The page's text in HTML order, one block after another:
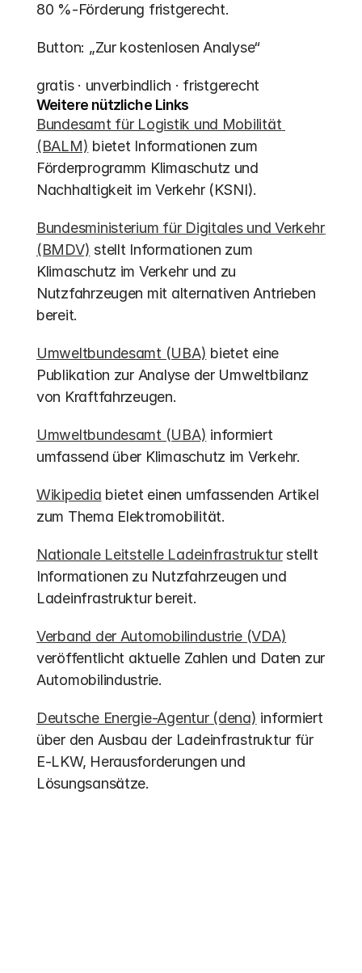
80 %-Förderung fristgerecht.
Button: „Zur kostenlosen Analyse“
gratis · unverbindlich · fristgerecht
Weitere nützliche Links
Bundesamt für Logistik und Mobilität
(BALM) bietet Informationen zum
Förderprogramm Klimaschutz und
Nachhaltigkeit im Verkehr (KSNI).
Bundesministerium für Digitales und Verkehr
(BMDV) stellt Informationen zum
Klimaschutz im Verkehr und zu
Nutzfahrzeugen mit alternativen Antrieben
bereit.
Umweltbundesamt (UBA) bietet eine
Publikation zur Analyse der Umweltbilanz
von Kraftfahrzeugen.
Umweltbundesamt (UBA) informiert
umfassend über Klimaschutz im Verkehr.
Wikipedia bietet einen umfassenden Artikel
zum Thema Elektromobilität.
Nationale Leitstelle Ladeinfrastruktur stellt
Informationen zu Nutzfahrzeugen und
Ladeinfrastruktur bereit.
Verband der Automobilindustrie (VDA)
veröffentlicht aktuelle Zahlen und Daten zur
Automobilindustrie.
Deutsche Energie-Agentur (dena) informiert
über den Ausbau der Ladeinfrastruktur für
E-LKW, Herausforderungen und
Lösungsansätze.